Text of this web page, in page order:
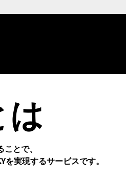
は
とで、
実現するサービスです。